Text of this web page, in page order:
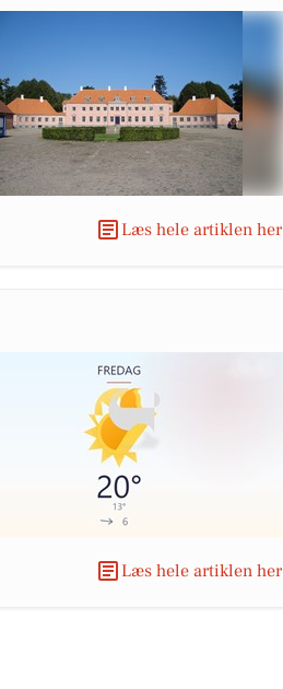
Læs hele artiklen her
Læs hele artiklen her